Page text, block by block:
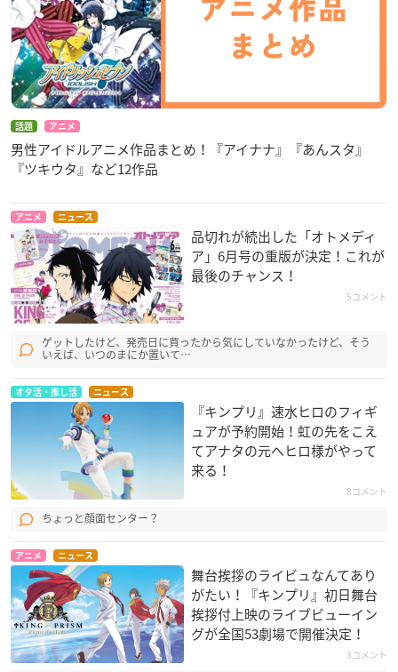
話題 アニメ
男性アイドルアニメ作品まとめ！『アイナナ』『あんスタ』
『ツキウタ』など12作品
アニメ ニュース
品切れが続出した「オトメディ
ア」6月号の重版が決定！これが
最後のチャンス！
5コメント
ゲットしたけど、発売日に買ったから気にしていなかったけど、そう
いえば、いつのまにか置いて…
オタ活・推し活 ニュース
『キンプリ』速水ヒロのフィギ
ュアが予約開始！虹の先をこえ
てアナタの元へヒロ様がやって
来る！
8コメント
ちょっと顔面センター？
アニメ ニュース
舞台挨拶のライビュなんてあり
がたい！『キンプリ』初日舞台
挨拶付上映のライブビューイン
グが全国53劇場で開催決定！
3コメント